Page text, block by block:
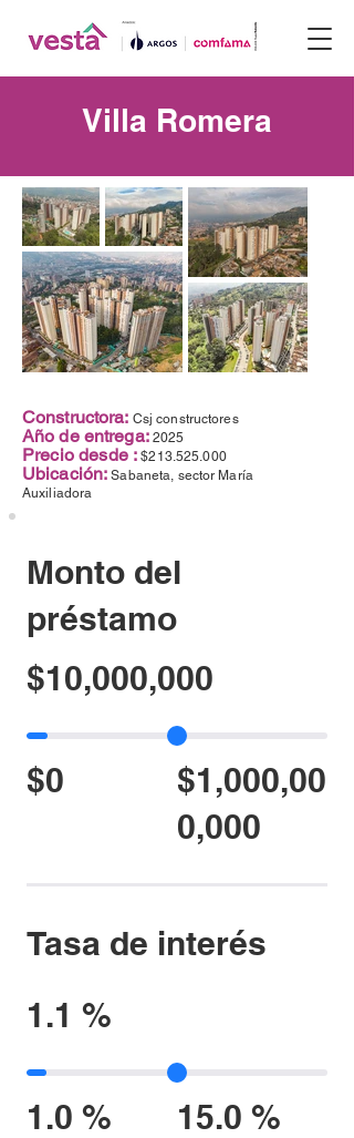
Villa Romera
Constructora: Csj constructores
Año de entrega: 2025
Precio desde : $213.525.000
Ubicación: Sabaneta, sector María
Auxiliadora
Monto del
préstamo
$0
$1,000,00
0,000
$10,000,000
Tasa de interés
1.1 %
1.0 % 15.0 %